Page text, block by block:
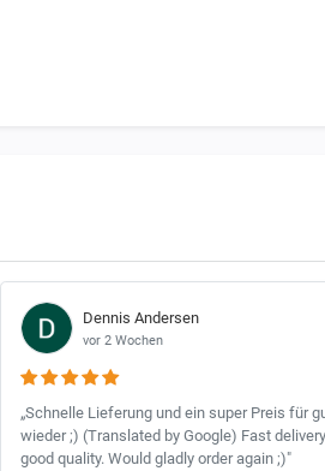
Dennis Andersen
vor 2 Wochen
„Schnelle Lieferung und ein super Preis für
wieder ;) (Translated by Google) Fast
good quality. Would gladly order again ;)"